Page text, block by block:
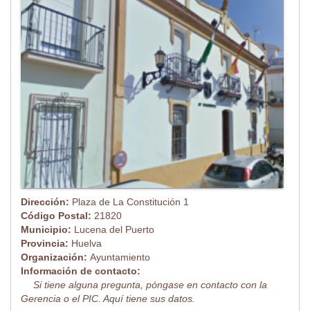
Dirección: Plaza de La Constitución 1
Código Postal: 21820
Municipio: Lucena del Puerto
Provincia: Huelva
Organización: Ayuntamiento
Información de contacto:
Si tiene alguna pregunta, póngase en contacto con la
Gerencia o el PIC. Aquí tiene sus datos.